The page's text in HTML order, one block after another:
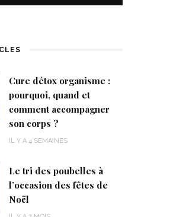
Cure détox organisme :
pourquoi, quand et
comment accompagner
son corps ?
IL Y A 4 SEMAINES
Le tri des poubelles à
l’occasion des fêtes de
Noël